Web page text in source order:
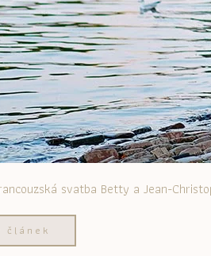
svatba Betty a Jean-
článek